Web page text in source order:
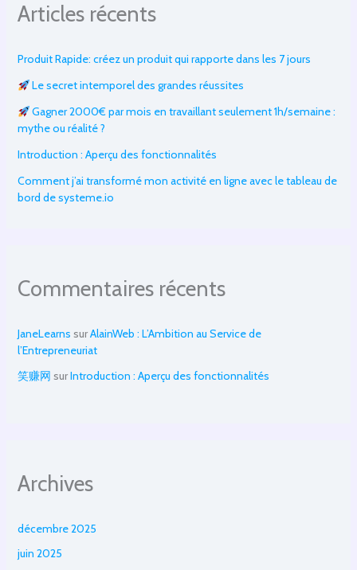
Articles récents
Produit Rapide: créez un produit qui rapporte dans les 7 jours
Le secret intemporel des grandes réussites
Gagner 2000€ par mois en travaillant seulement 1h/semaine :
mythe ou réalité ?
Introduction : Aperçu des fonctionnalités
Comment j’ai transformé mon activité en ligne avec le tableau de
bord de systeme.io
Commentaires récents
JaneLearns surAlainWeb : L’Ambition au Service de
l’Entrepreneuriat
笑赚网 surIntroduction : Aperçu des fonctionnalités
Archives
décembre 2025
juin 2025